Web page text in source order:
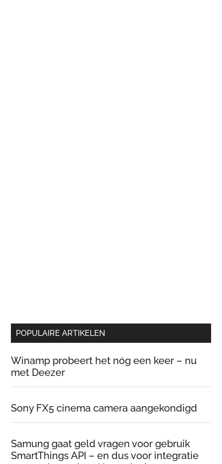
POPULAIRE ARTIKELEN
Winamp probeert het nóg een keer – nu
met Deezer
Sony FX5 cinema camera aangekondigd
Samung gaat geld vragen voor gebruik
SmartThings API – en dus voor integratie